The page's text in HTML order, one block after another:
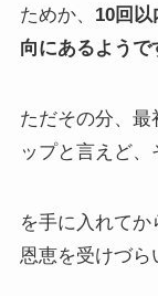
ためか、 10回
向にあるようで
ただその分、
ップと言えど、
を手に入れて
恩恵を受けづら